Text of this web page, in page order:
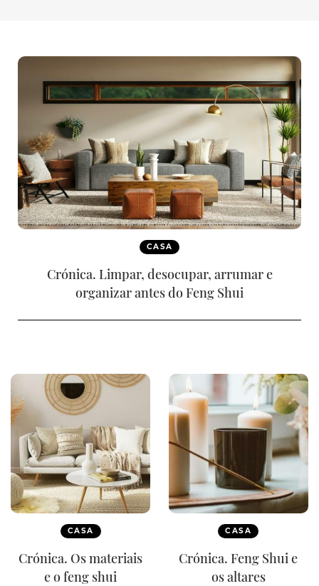
CASA
Crónica. Limpar, desocupar, arrumar e
organizar antes do Feng Shui
CASA
Crónica. Os materiais
e o feng shui
CASA
Crónica. Feng Shui e
os altares